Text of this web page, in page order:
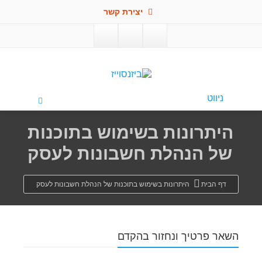
יצירת קשר
ניווט
היתרונות בשימוש בתוכנות
של הנהלת חשבונות לעסק
דף הבית היתרונות בשימוש בתוכנות של הנהלת חשבונות לעסק
השאר פרטיך ונחזור בהקדם